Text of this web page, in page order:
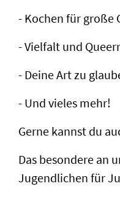
- Kochen für große
- Vielfalt und
- Deine Art zu
- Und vieles mehr!
Gerne kannst du
Das besondere an
Jugendlichen für